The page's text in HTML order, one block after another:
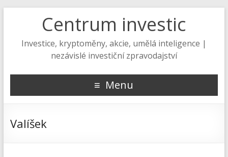
Centrum investic
Investice, kryptoměny, akcie, umělá inteligence |
nezávislé investiční zpravodajství
Menu
Valíšek